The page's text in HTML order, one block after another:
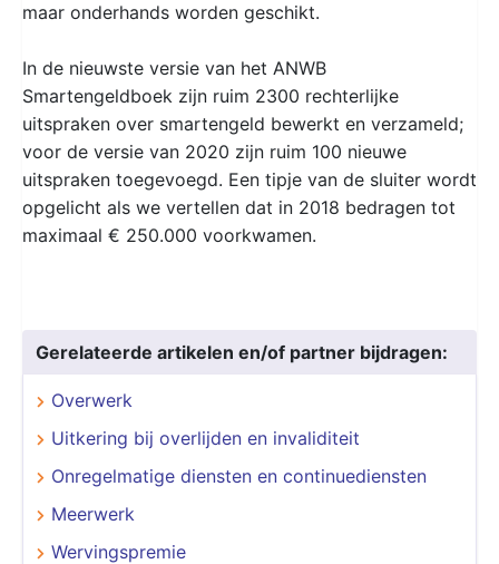
maar onderhands worden geschikt.
In de nieuwste versie van het ANWB
Smartengeldboek zijn ruim 2300 rechterlijke
uitspraken over smartengeld bewerkt en verzameld;
voor de versie van 2020 zijn ruim 100 nieuwe
uitspraken toegevoegd. Een tipje van de sluiter wordt
opgelicht als we vertellen dat in 2018 bedragen tot
maximaal € 250.000 voorkwamen.
Gerelateerde artikelen en/of partner bijdragen:
Overwerk
Uitkering bij overlijden en invaliditeit
Onregelmatige diensten en continuediensten
Meerwerk
Wervingspremie